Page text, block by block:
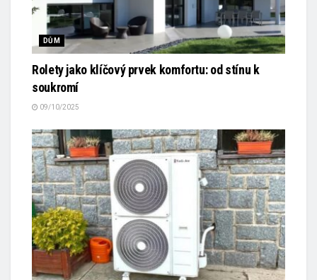
DŮM
Rolety jako klíčový prvek komfortu: od stínu k
soukromí
09/10/2025